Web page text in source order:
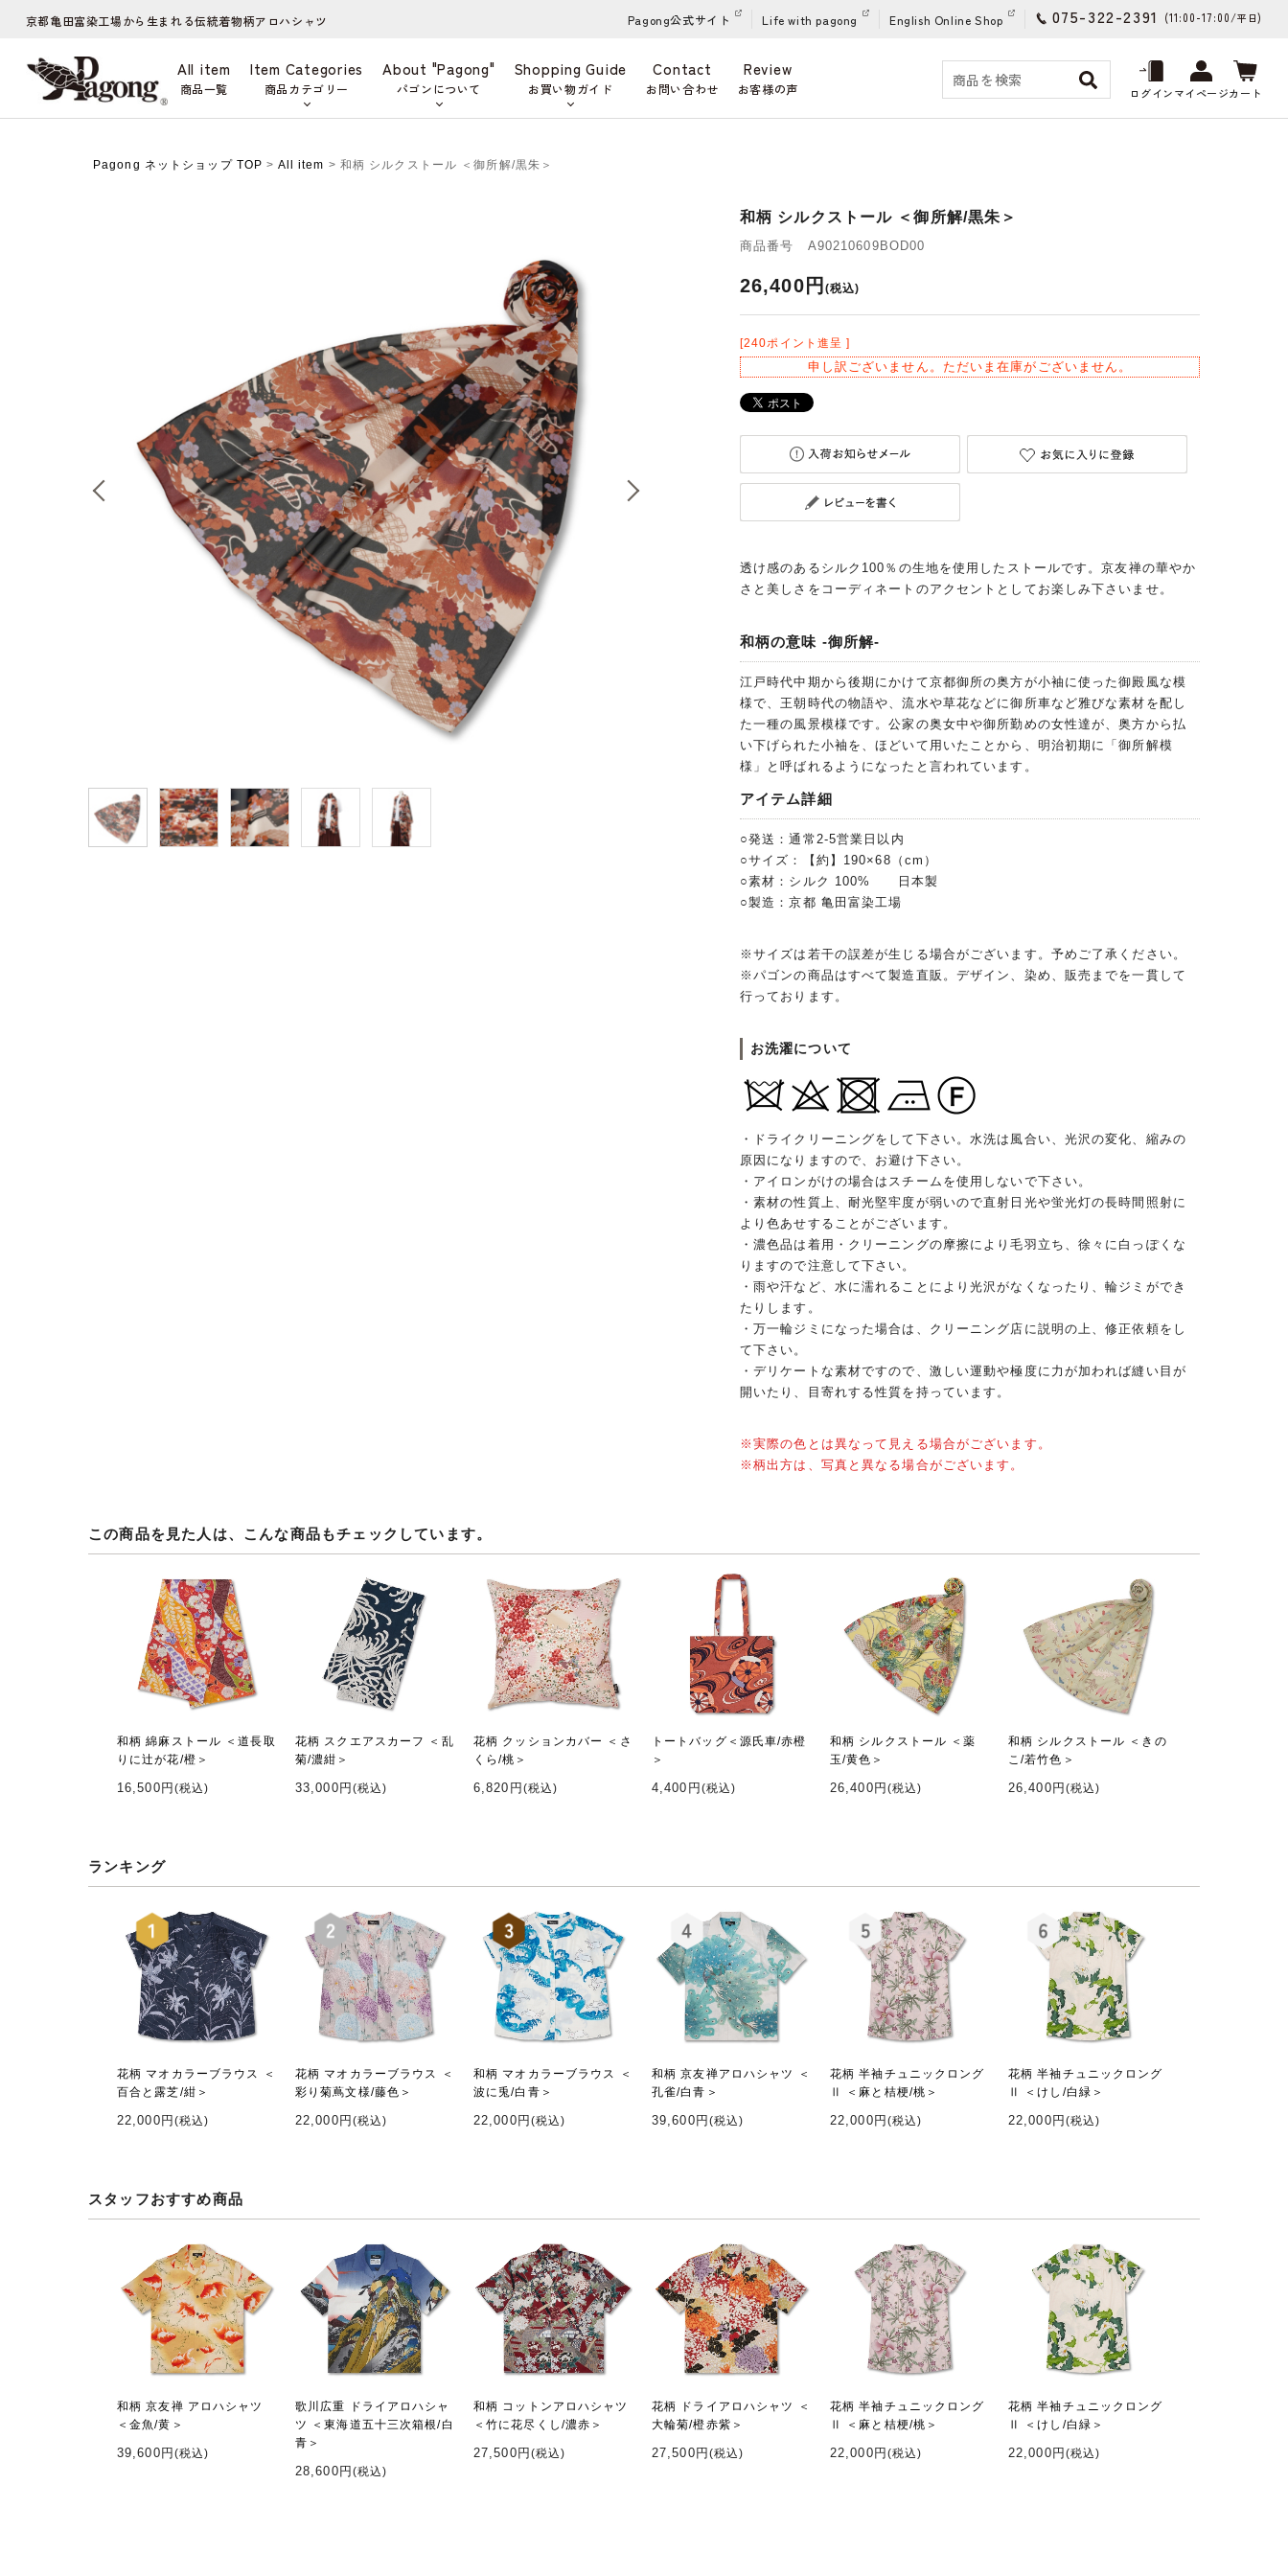
京都亀田富染工場から生まれる伝統着物柄アロハシャツ Pagong公式サイト Life with pagong English Online Shop 075-322-2391 (11:00-17:00/平日)
All item
商品一覧
Item Categories
商品カテゴリー
About "Pagong"
パゴンについて
Shopping Guide
お買い物ガイド
Contact
お問い合わせ
Review
お客様の声 ログインマイページカート
Pagong ネットショップ TOP > All item > 和柄 シルクストール ＜御所解/黒朱＞
和柄 シルクストール ＜御所解/黒朱＞
商品番号 A90210609BOD00
26,400円 (税込)
[240ポイント進呈 ]
申し訳ございません。ただいま在庫がございません。
透け感のあるシルク100％の生地を使用したストールです。京友禅の華やか
さと美しさをコーディネートのアクセントとしてお楽しみ下さいませ。
和柄の意味 -御所解-
江戸時代中期から後期にかけて京都御所の奥方が小袖に使った御殿風な模
様で、王朝時代の物語や、流水や草花などに御所車など雅びな素材を配し
た一種の風景模様です。公家の奥女中や御所勤めの女性達が、奥方から払
い下げられた小袖を、ほどいて用いたことから、明治初期に「御所解模
様」と呼ばれるようになったと言われています。
アイテム詳細
○発送：通常2-5営業日以内
○サイズ：【約】190×68（cm）
○素材：シルク 100% 日本製
○製造：京都 亀田富染工場
※サイズは若干の誤差が生じる場合がございます。予めご了承ください。
※パゴンの商品はすべて製造直販。デザイン、染め、販売までを一貫して
行っております。
お洗濯について
・ドライクリーニングをして下さい。水洗は風合い、光沢の変化、縮みの
原因になりますので、お避け下さい。
・アイロンがけの場合はスチームを使用しないで下さい。
・素材の性質上、耐光堅牢度が弱いので直射日光や蛍光灯の長時間照射に
より色あせすることがございます。
・濃色品は着用・クリーニングの摩擦により毛羽立ち、徐々に白っぽくな
りますので注意して下さい。
・雨や汗など、水に濡れることにより光沢がなくなったり、輪ジミができ
たりします。
・万一輪ジミになった場合は、クリーニング店に説明の上、修正依頼をし
て下さい。
・デリケートな素材ですので、激しい運動や極度に力が加われば縫い目が
開いたり、目寄れする性質を持っています。
※実際の色とは異なって見える場合がございます。
※柄出方は、写真と異なる場合がございます。
この商品を見た人は、こんな商品もチェックしています。
和柄 綿麻ストール ＜道長取
りに辻が花/橙＞
16,500円 (税込)
花柄 スクエアスカーフ ＜乱
菊/濃紺＞
33,000円 (税込)
花柄 クッションカバー ＜さ
くら/桃＞
6,820円 (税込)
トートバッグ＜源氏車/赤橙
＞
4,400円 (税込)
和柄 シルクストール ＜薬
玉/黄色＞
26,400円 (税込)
和柄 シルクストール ＜きの
こ/若竹色＞
26,400円 (税込)
ランキング
花柄 マオカラーブラウス ＜
百合と露芝/紺＞
22,000円 (税込)
花柄 マオカラーブラウス ＜
彩り菊蔦文様/藤色＞
22,000円 (税込)
和柄 マオカラーブラウス ＜
波に兎/白青＞
22,000円 (税込)
和柄 京友禅アロハシャツ ＜
孔雀/白青＞
39,600円 (税込)
花柄 半袖チュニックロング
Ⅱ ＜麻と桔梗/桃＞
22,000円 (税込)
花柄 半袖チュニックロング
Ⅱ ＜けし/白緑＞
22,000円 (税込)
スタッフおすすめ商品
和柄 京友禅 アロハシャツ
＜金魚/黄＞
39,600円 (税込)
歌川広重 ドライアロハシャ
ツ ＜東海道五十三次箱根/白
青＞
28,600円 (税込)
和柄 コットンアロハシャツ
＜竹に花尽くし/濃赤＞
27,500円 (税込)
花柄 ドライアロハシャツ ＜
大輪菊/橙赤紫＞
27,500円 (税込)
花柄 半袖チュニックロング
Ⅱ ＜麻と桔梗/桃＞
22,000円 (税込)
花柄 半袖チュニックロング
Ⅱ ＜けし/白緑＞
22,000円 (税込)